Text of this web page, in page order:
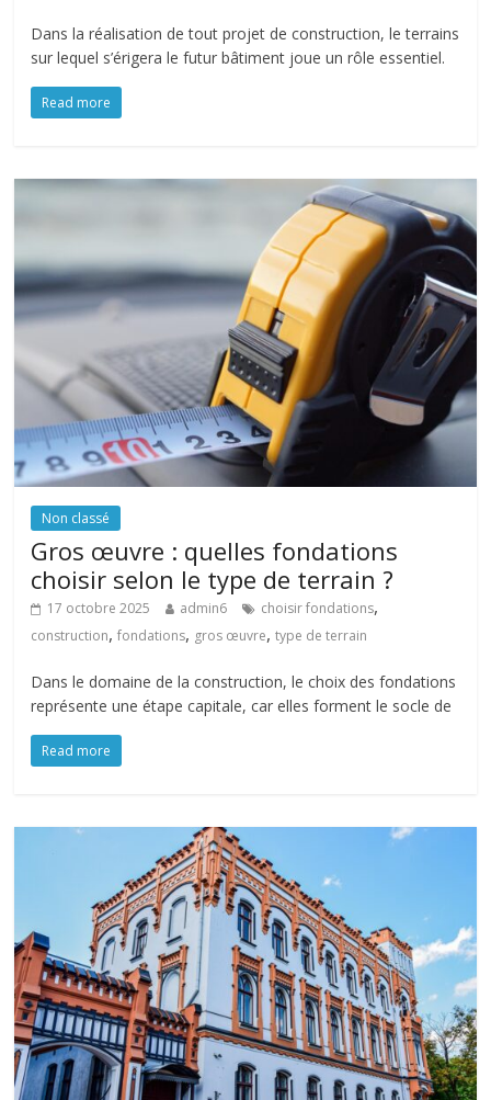
Dans la réalisation de tout projet de construction, le terrains
sur lequel s’érigera le futur bâtiment joue un rôle essentiel.
Read more
Non classé
Gros œuvre : quelles fondations
choisir selon le type de terrain ?
17 octobre 2025 admin6 choisir fondations,
construction,fondations, gros œuvre,type de terrain
Dans le domaine de la construction, le choix des fondations
représente une étape capitale, car elles forment le socle de
Read more